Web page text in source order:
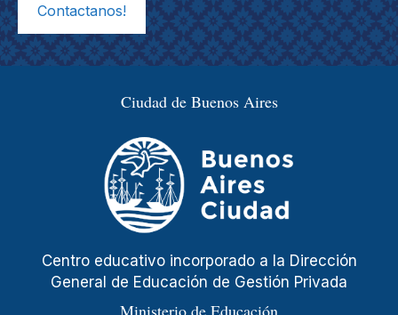
Contactanos!
Ciudad de Buenos Aires
Centro educativo incorporado a la Dirección
General de Educación de Gestión Privada